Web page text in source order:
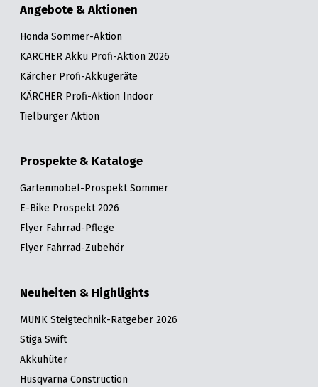
Angebote & Aktionen
Honda Sommer-Aktion
KÄRCHER Akku Profi-Aktion 2026
Kärcher Profi-Akkugeräte
KÄRCHER Profi-Aktion Indoor
Tielbürger Aktion
Prospekte & Kataloge
Gartenmöbel-Prospekt Sommer
E-Bike Prospekt 2026
Flyer Fahrrad-Pflege
Flyer Fahrrad-Zubehör
Neuheiten & Highlights
MUNK Steigtechnik-Ratgeber 2026
Stiga Swift
Akkuhüter
Husqvarna Construction